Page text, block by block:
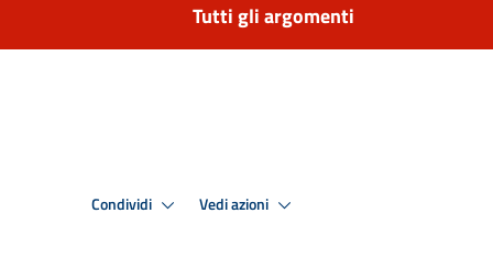
Tutti gli argomenti
Condividi Vedi azioni